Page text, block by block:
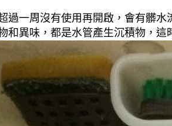
過一周沒有使用再開啟，會有髒
和異味，都是水管產生沉積物，這